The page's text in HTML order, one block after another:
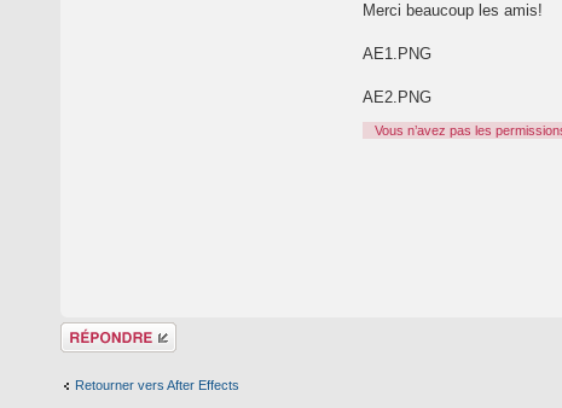
Merci beaucoup les amis!
AE1.PNG
AE2.PNG
Vous n’avez pas les
Répondre
Retourner vers After Effects